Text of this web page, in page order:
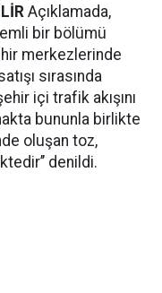
Açıklamada,
bir bölümü
merkezlerinde
sırasında
içi trafik akışını
bununla birlikte
oluşan toz,
denildi.